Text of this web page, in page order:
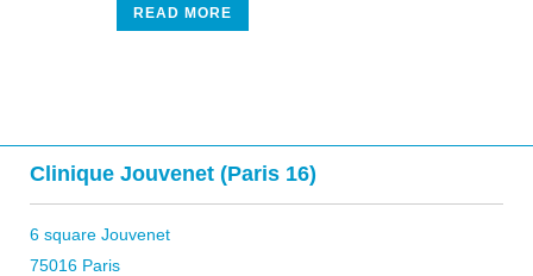
READ MORE
Clinique Jouvenet (Paris 16)
6 square Jouvenet
75016 Paris